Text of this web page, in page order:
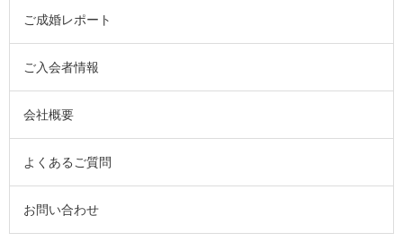
ご成婚レポート
ご入会者情報
会社概要
よくあるご質問
お問い合わせ